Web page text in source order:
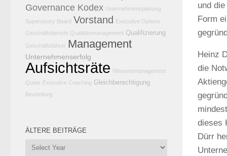
und
Form
Heinz
die
dieses
Dürr
Governance Kodex Unternehmensplanung
Supervisory Board Vorstand Executive Options
Geschäftsbericht Qualitätsmanagement Qualifizierung
Geschäftsführer Management
Unternehmenserfolg
Aufsichtsräte Wissensmanagement
Quote Executive Coaching Gleichberechtigung
Beurteilung
ÄLTERE BEITRÄGE